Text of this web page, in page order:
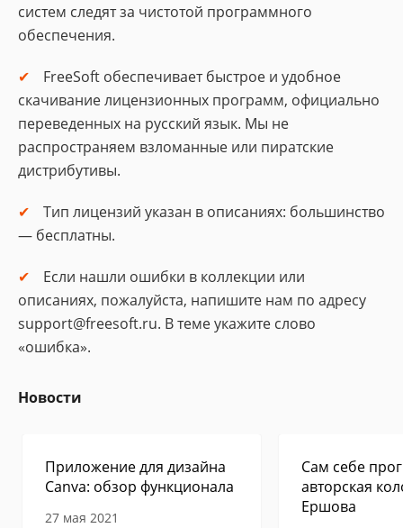
систем следят за чистотой программного
обеспечения.
FreeSoft обеспечивает быстрое и удобное
скачивание лицензионных программ, официально
переведенных на русский язык. Мы не
распространяем взломанные или пиратские
дистрибутивы.
Тип лицензий указан в описаниях: большинство
— бесплатны.
Если нашли ошибки в коллекции или
описаниях, пожалуйста, напишите нам по адресу
support@freesoft.ru. В теме укажите слово
«ошибка».
Новости
Приложение для дизайна
Canva: обзор функционала
27 мая 2021
Сам себе
авторская
Ершова